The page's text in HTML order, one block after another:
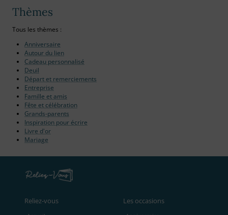
Thèmes
Tous les thèmes :
Anniversaire
Autour du lien
Cadeau personnalisé
Deuil
Départ et remerciements
Entreprise
Famille et amis
Fête et célébration
Grands-parents
Inspiration pour écrire
Livre d'or
Mariage
Reliez‑vous Les occasions